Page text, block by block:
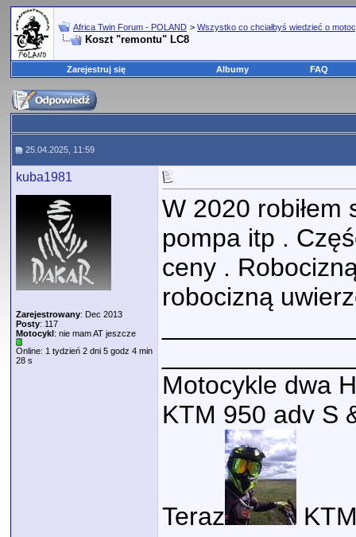
Africa Twin Forum - POLAND > Wszystko co chciałbyś wiedzieć o
Koszt "remontu" LC8
Zarejestruj się Albumy FAQ
25.04.2025, 11:59
kuba1981
Zarejestrowany: Dec 2013
Posty: 117
Motocykl: nie mam AT jeszcze
Online: 1 tydzień 2 dni 5 godz 4 min
28 s
W 2020
pompa itp .
ceny .
robocizną
Motocykle dwa
KTM 950 adv S
Teraz